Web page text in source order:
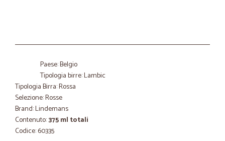
Paese: Belgio
Tipologia birre: Lambic
Tipologia Birra: Rossa
Selezione: Rosse
Brand: Lindemans
Contenuto:375 ml totali
Codice: 60335